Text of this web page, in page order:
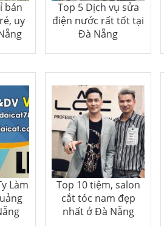
bán
uy
Top 5 Dịch vụ sửa
điện nước rất tốt tại
Đà Nẵng
Làm
Top 10 tiệm, salon
cắt tóc nam đẹp
nhất ở Đà Nẵng